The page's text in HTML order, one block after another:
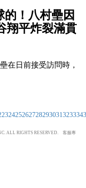
！八村壘因
翔平炸裂滿貫
在日前接受訪問時，
232425262728293031 323334
ALL RIGHTS RESERVED. 客服專